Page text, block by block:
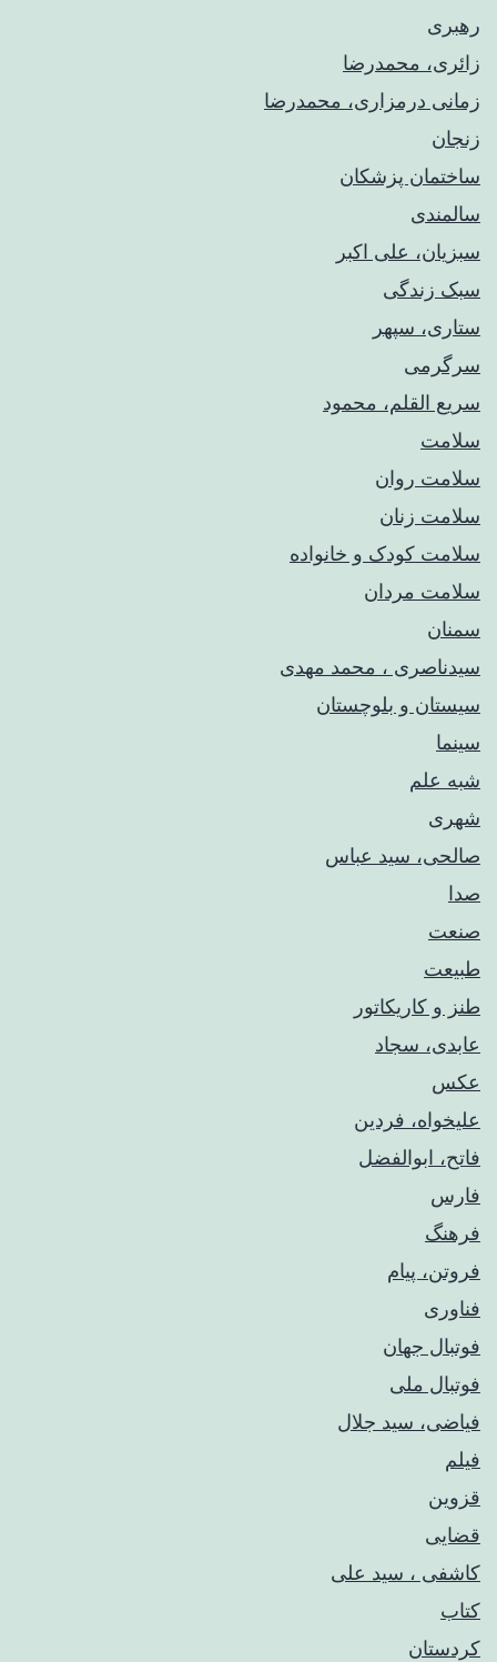
رهبری
زائری، محمدرضا
زمانی درمزاری، محمدرضا
زنجان
ساختمان پزشکان
سالمندی
سبزیان، علی اکبر
سبک زندگی
ستاری، سپهر
سرگرمی
سریع القلم، محمود
سلامت
سلامت روان
سلامت زنان
سلامت کودک‌ و خانواده
سلامت مردان
سمنان
سیدناصری ، محمد مهدی
سیستان و بلوچستان
سینما
شبه علم
شهری
صالحی، سید عباس
صدا
صنعت
طبیعت
طنز و کاریکاتور
عابدی، سجاد
عکس
علیخواه، فردین
فاتح، ابوالفضل
فارس
فرهنگ
فروتن، پیام
فناوری
فوتبال جهان
فوتبال ملی
فیاضی، سید جلال
فیلم
قزوین
قضایی
کاشفی ، سید علی
کتاب
کردستان